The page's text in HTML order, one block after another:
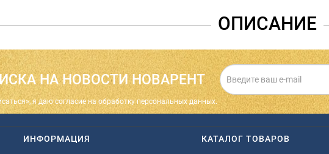
ОПИСАНИЕ
НА НОВОСТИ НОВАРЕНТ
я даю cогласие на обработку персональных данных.
ИНФОРМАЦИЯ КАТАЛОГ ТОВАРОВ